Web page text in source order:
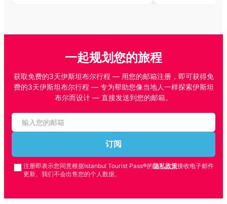
一起规划您的旅程
获取免费的3天伊斯坦布尔行程 — 用您的邮箱注册，即可获得免
费的3天伊斯坦布尔行程 — 专为帮助您像当地人一样探索伊斯坦
布尔而设计 — 直接发送到您的邮箱。
订阅
注册即表示您同意根据Istanbul Tourist Pass®的隐私政策接收电子邮件
更新。我们不会出售您的个人数据。